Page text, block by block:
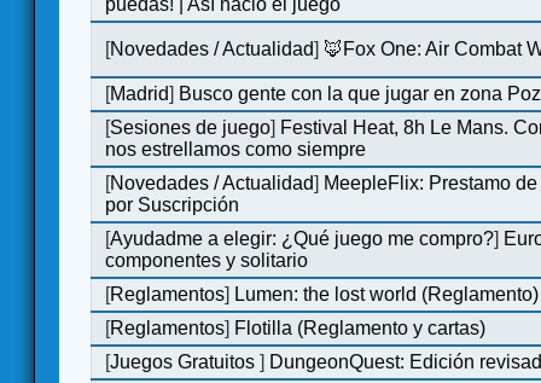
puedas! | Así nació el juego
[Novedades / Actualidad] 🦊Fox One: Air Combat
[Madrid] Busco gente con la que jugar en zona
[Sesiones de juego] Festival Heat, 8h Le Mans.
nos estrellamos como siempre
[Novedades / Actualidad] MeepleFlix: Prestamo
por Suscripción
[Ayudadme a elegir: ¿Qué juego me compro?]
componentes y solitario
[Reglamentos] Lumen: the lost world (Reglamento)
[Reglamentos] Flotilla (Reglamento y cartas)
[Juegos Gratuitos] DungeonQuest: Edición